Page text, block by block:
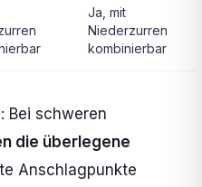
Ja, mit
Niederzurren
kombinierbar
Bei schweren
die überlegene
Anschlagpunkte